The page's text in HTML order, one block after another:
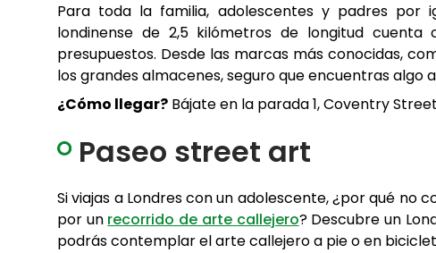
Para toda la familia, adolescentes y padres por
londinense de 2,5 kilómetros de longitud
presupuestos. Desde las marcas más conocidas,
los grandes almacenes, seguro que encuentras algo
¿Cómo llegar? Bájate en la parada 1, Coventry
Paseo street art
Si viajas a Londres con un adolescente, ¿por qué no
por un recorrido de arte callejero? Descubre un
podrás contemplar el arte callejero a pie o en